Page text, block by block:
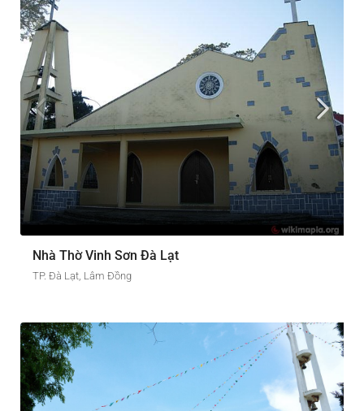
Nhà Thờ Vinh Sơn Đà Lạt
TP. Đà Lạt, Lâm Đồng